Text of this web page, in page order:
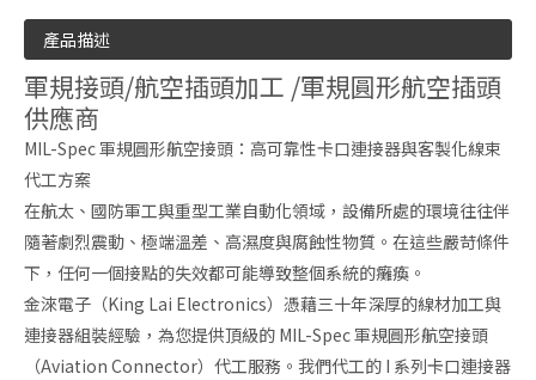
產品描述
軍規接頭/航空插頭加工 /軍規圓形航空插頭
供應商
MIL-Spec 軍規圓形航空接頭：高可靠性卡口連接器與客製化線束
代工方案
在航太、國防軍工與重型工業自動化領域，設備所處的環境往往伴
隨著劇烈震動、極端溫差、高濕度與腐蝕性物質。在這些嚴苛條件
下，任何一個接點的失效都可能導致整個系統的癱瘓。
金淶電子（King Lai Electronics）憑藉三十年深厚的線材加工與
連接器組裝經驗，為您提供頂級的 MIL-Spec 軍規圓形航空接頭
（Aviation Connector）代工服務。我們代工的 I 系列卡口連接器